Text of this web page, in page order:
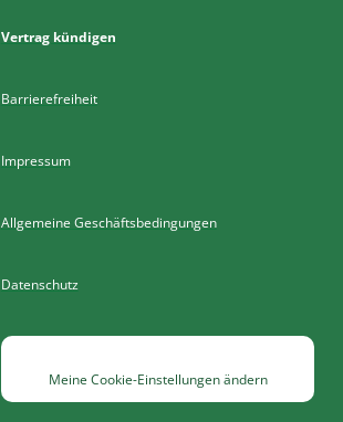
Vertrag kündigen
Barrierefreiheit
Impressum
Allgemeine Geschäftsbedingungen
Datenschutz
Meine Cookie-Einstellungen ändern